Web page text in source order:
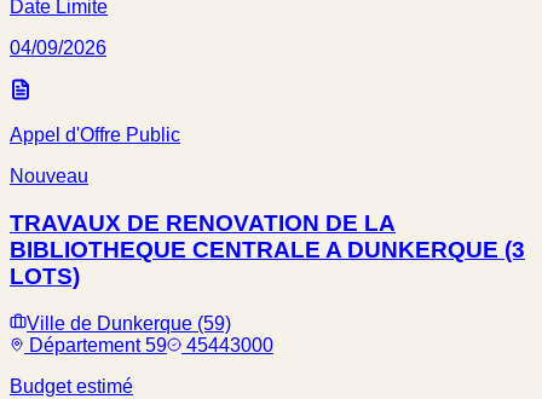
Date Limite
04/09/2026
Appel d'Offre Public
Nouveau
TRAVAUX DE RENOVATION DE LA
BIBLIOTHEQUE CENTRALE A DUNKERQUE (3
LOTS)
Ville de Dunkerque (59)
Département 59
45443000
Budget estimé